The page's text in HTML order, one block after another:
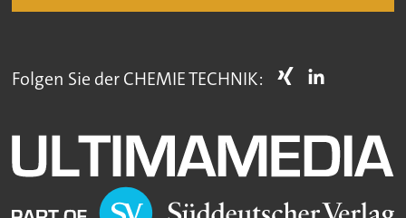
Folgen Sie der CHEMIE TECHNIK: